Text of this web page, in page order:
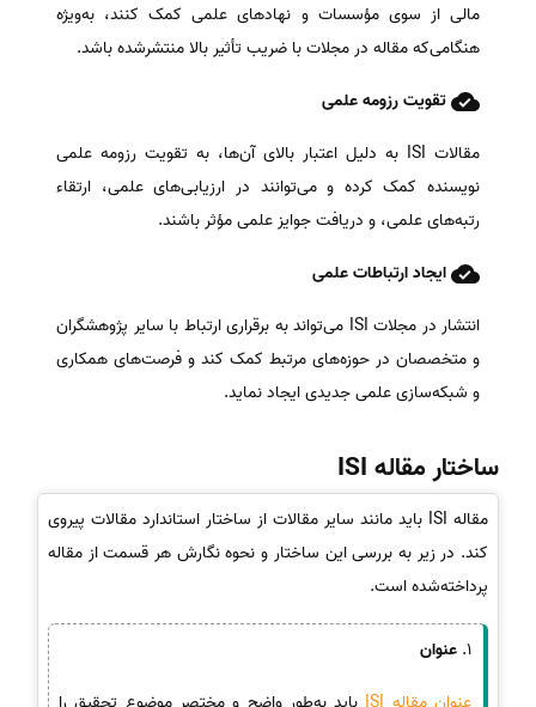
مالی از سوی مؤسسات و نهادهای علمی کمک کنند، به‌ویژه
هنگامی‌که مقاله در مجلات با ضریب تأثیر بالا منتشرشده باشد.
تقویت رزومه علمی
مقالات ISI به دلیل اعتبار بالای آن‌ها، به تقویت رزومه علمی
نویسنده کمک کرده و می‌توانند در ارزیابی‌های علمی، ارتقاء
رتبه‌های علمی، و دریافت جوایز علمی مؤثر باشند.
ایجاد ارتباطات علمی
انتشار در مجلات ISI می‌تواند به برقراری ارتباط با سایر پژوهشگران
و متخصصان در حوزه‌های مرتبط کمک کند و فرصت‌های همکاری
و شبکه‌سازی علمی جدیدی ایجاد نماید.
ساختار مقاله ISI
مقاله ISI باید مانند سایر مقالات از ساختار استاندارد مقالات پیروی
کند. در زیر به بررسی این ساختار و نحوه نگارش هر قسمت از مقاله
پرداخته‌شده است.
1. عنوان